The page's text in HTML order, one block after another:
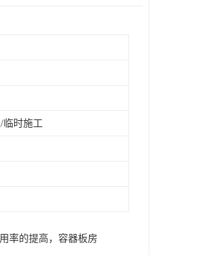
临时施工
率的提高，容器板房